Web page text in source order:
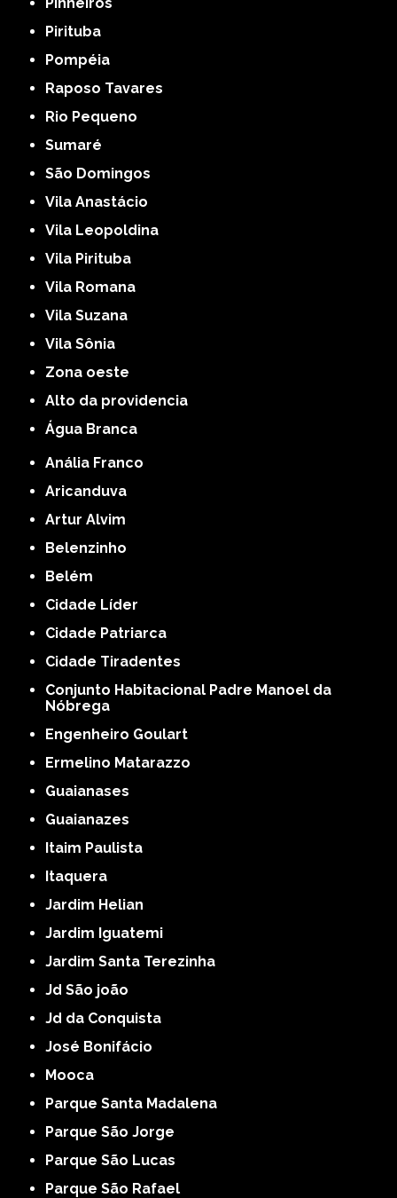
Pirituba
Pompéia
Raposo Tavares
Rio Pequeno
Sumaré
São Domingos
Vila Anastácio
Vila Leopoldina
Vila Pirituba
Vila Romana
Vila Suzana
Vila Sônia
Zona oeste
alto da providencia
Água Branca
Anália Franco
Aricanduva
Artur Alvim
Belenzinho
Belém
Cidade Líder
Cidade Patriarca
Cidade Tiradentes
Conjunto Habitacional Padre Manoel da
Nóbrega
Engenheiro Goulart
Ermelino Matarazzo
Guaianases
Guaianazes
Itaim Paulista
Itaquera
Jardim Helian
Jardim Iguatemi
Jardim Santa Terezinha
Jd São joão
Jd da Conquista
José Bonifácio
Mooca
Parque Santa Madalena
Parque São Jorge
Parque São Lucas
Parque São Rafael